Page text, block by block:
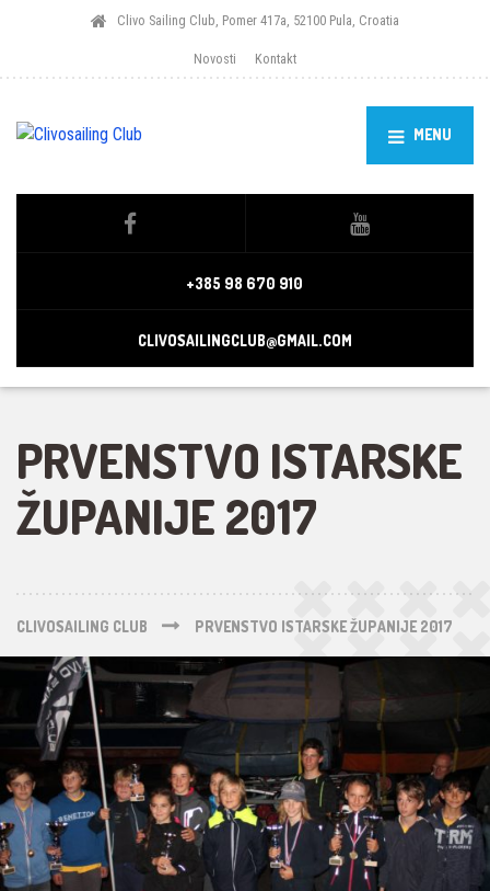
Clivo Sailing Club, Pomer 417a, 52100 Pula, Croatia
Novosti Kontakt
MENU
+385 98 670 910
CLIVOSAILINGCLUB@GMAIL.COM
PRVENSTVO ISTARSKE
ŽUPANIJE 2017
CLIVOSAILING CLUB PRVENSTVO ISTARSKE ŽUPANIJE 2017